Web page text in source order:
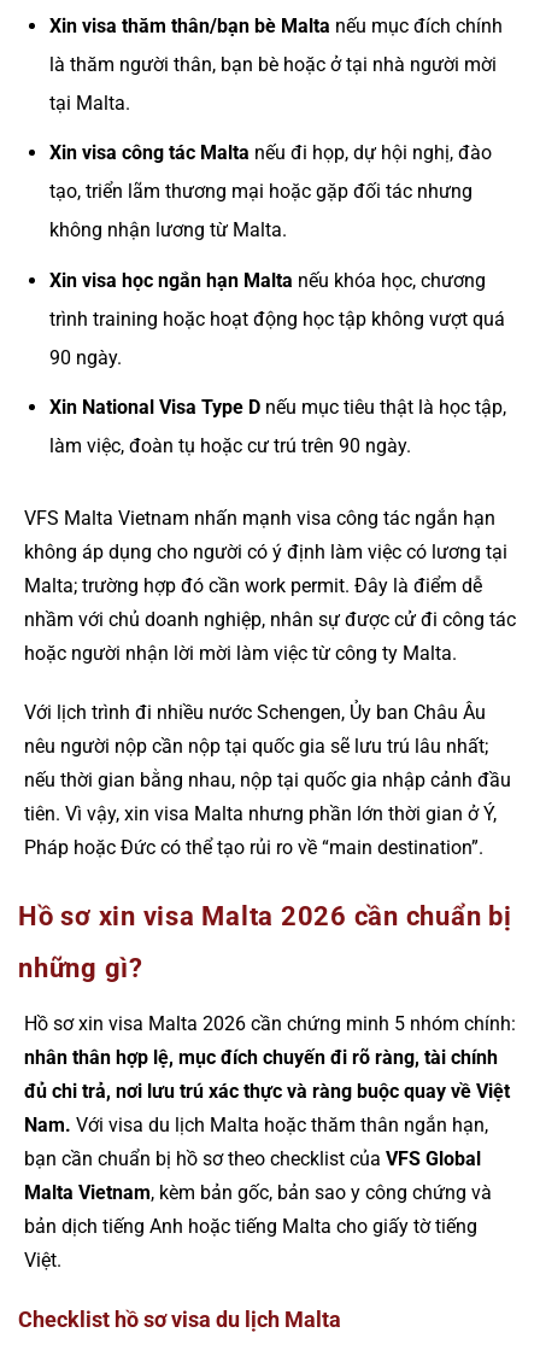
Xin visa thăm thân/bạn bè Malta nếu mục đích chính
là thăm người thân, bạn bè hoặc ở tại nhà người mời
tại Malta.
Xin visa công tác Malta nếu đi họp, dự hội nghị, đào
tạo, triển lãm thương mại hoặc gặp đối tác nhưng
không nhận lương từ Malta.
Xin visa học ngắn hạn Malta nếu khóa học, chương
trình training hoặc hoạt động học tập không vượt quá
90 ngày.
Xin National Visa Type Dnếu mục tiêu thật là học tập,
làm việc, đoàn tụ hoặc cư trú trên 90 ngày.
VFS Malta Vietnam nhấn mạnh visa công tác ngắn hạn
không áp dụng cho người có ý định làm việc có lương tại
Malta; trường hợp đó cần work permit. Đây là điểm dễ
nhầm với chủ doanh nghiệp, nhân sự được cử đi công tác
hoặc người nhận lời mời làm việc từ công ty Malta.
Với lịch trình đi nhiều nước Schengen, Ủy ban Châu Âu
nêu người nộp cần nộp tại quốc gia sẽ lưu trú lâu nhất;
nếu thời gian bằng nhau, nộp tại quốc gia nhập cảnh đầu
tiên. Vì vậy, xin visa Malta nhưng phần lớn thời gian ở Ý,
Pháp hoặc Đức có thể tạo rủi ro về “main destination”.
Hồ sơ xin visa Malta 2026 cần chuẩn bị
những gì?
Hồ sơ xin visa Malta 2026 cần chứng minh 5 nhóm chính:
nhân thân hợp lệ, mục đích chuyến đi rõ ràng, tài chính
đủ chi trả, nơi lưu trú xác thực và ràng buộc quay về Việt
Nam. Với visa du lịch Malta hoặc thăm thân ngắn hạn,
bạn cần chuẩn bị hồ sơ theo checklist của VFS Global
Malta Vietnam, kèm bản gốc, bản sao y công chứng và
bản dịch tiếng Anh hoặc tiếng Malta cho giấy tờ tiếng
Việt.
Checklist hồ sơ visa du lịch Malta